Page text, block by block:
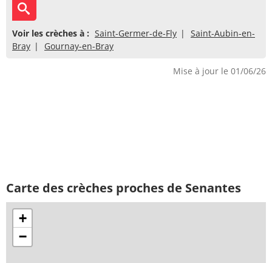
Voir les crèches à : Saint-Germer-de-Fly
Saint-Aubin-en-
Bray
Gournay-en-Bray
Mise à jour le 01/06/26
Carte des crèches proches de Senantes
+
−